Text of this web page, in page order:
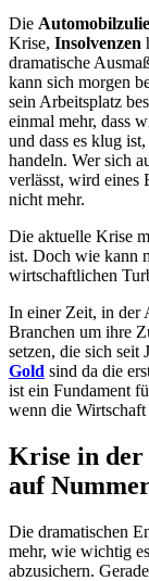
Die
Krise, Insolvenzen
dramatische
kann sich morgen
sein Arbeitsplatz
einmal mehr, dass
und dass es klug
handeln. Wer sich
verlässt, wird eines
nicht mehr.
Die aktuelle Krise
ist. Doch wie kann
wirtschaftlichen
In einer Zeit, in der
Branchen um ihre
setzen, die sich seit
Gold sind da die
ist ein Fundament
wenn die Wirtschaft
Krise in der
auf
Die dramatischen
mehr, wie wichtig
abzusichern.